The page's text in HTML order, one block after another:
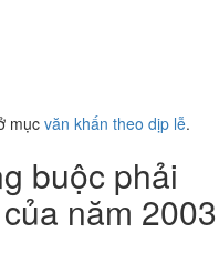
mục văn khấn theo dịp lễ.
buộc phải
năm 2003